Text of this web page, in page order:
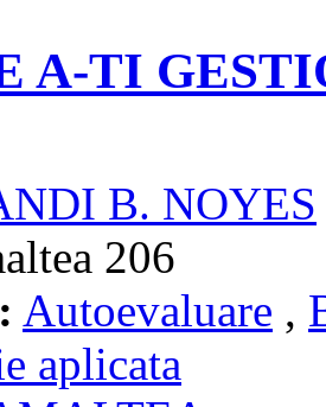
A-TI
B. NOYES
206
Autoevaluare ,
aplicata